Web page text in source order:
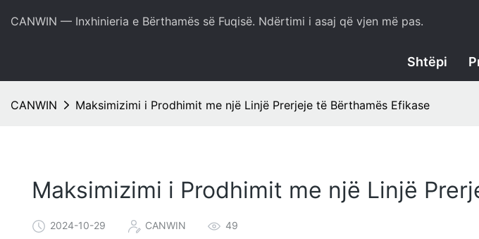
CANWIN — Inxhinieria e Bërthamës së Fuqisë. Ndërtimi i asaj që vjen më pas.
Shtëpi
CANWIN Maksimizimi i Prodhimit me një Linjë Prerjeje të Bërthamës Efikase
Maksimizimi i Prodhimit me një Linjë
2024-10-29 CANWIN 49